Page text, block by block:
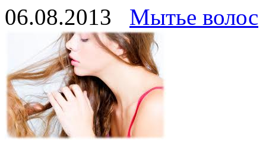
06.08.2013 Мытье волос